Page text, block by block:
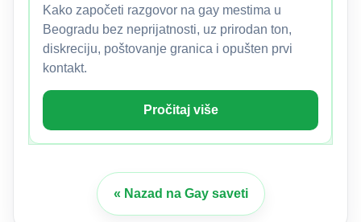
Kako započeti razgovor na gay mestima u
Beogradu bez neprijatnosti, uz prirodan ton,
diskreciju, poštovanje granica i opušten prvi
kontakt.
Pročitaj više
« Nazad na Gay saveti